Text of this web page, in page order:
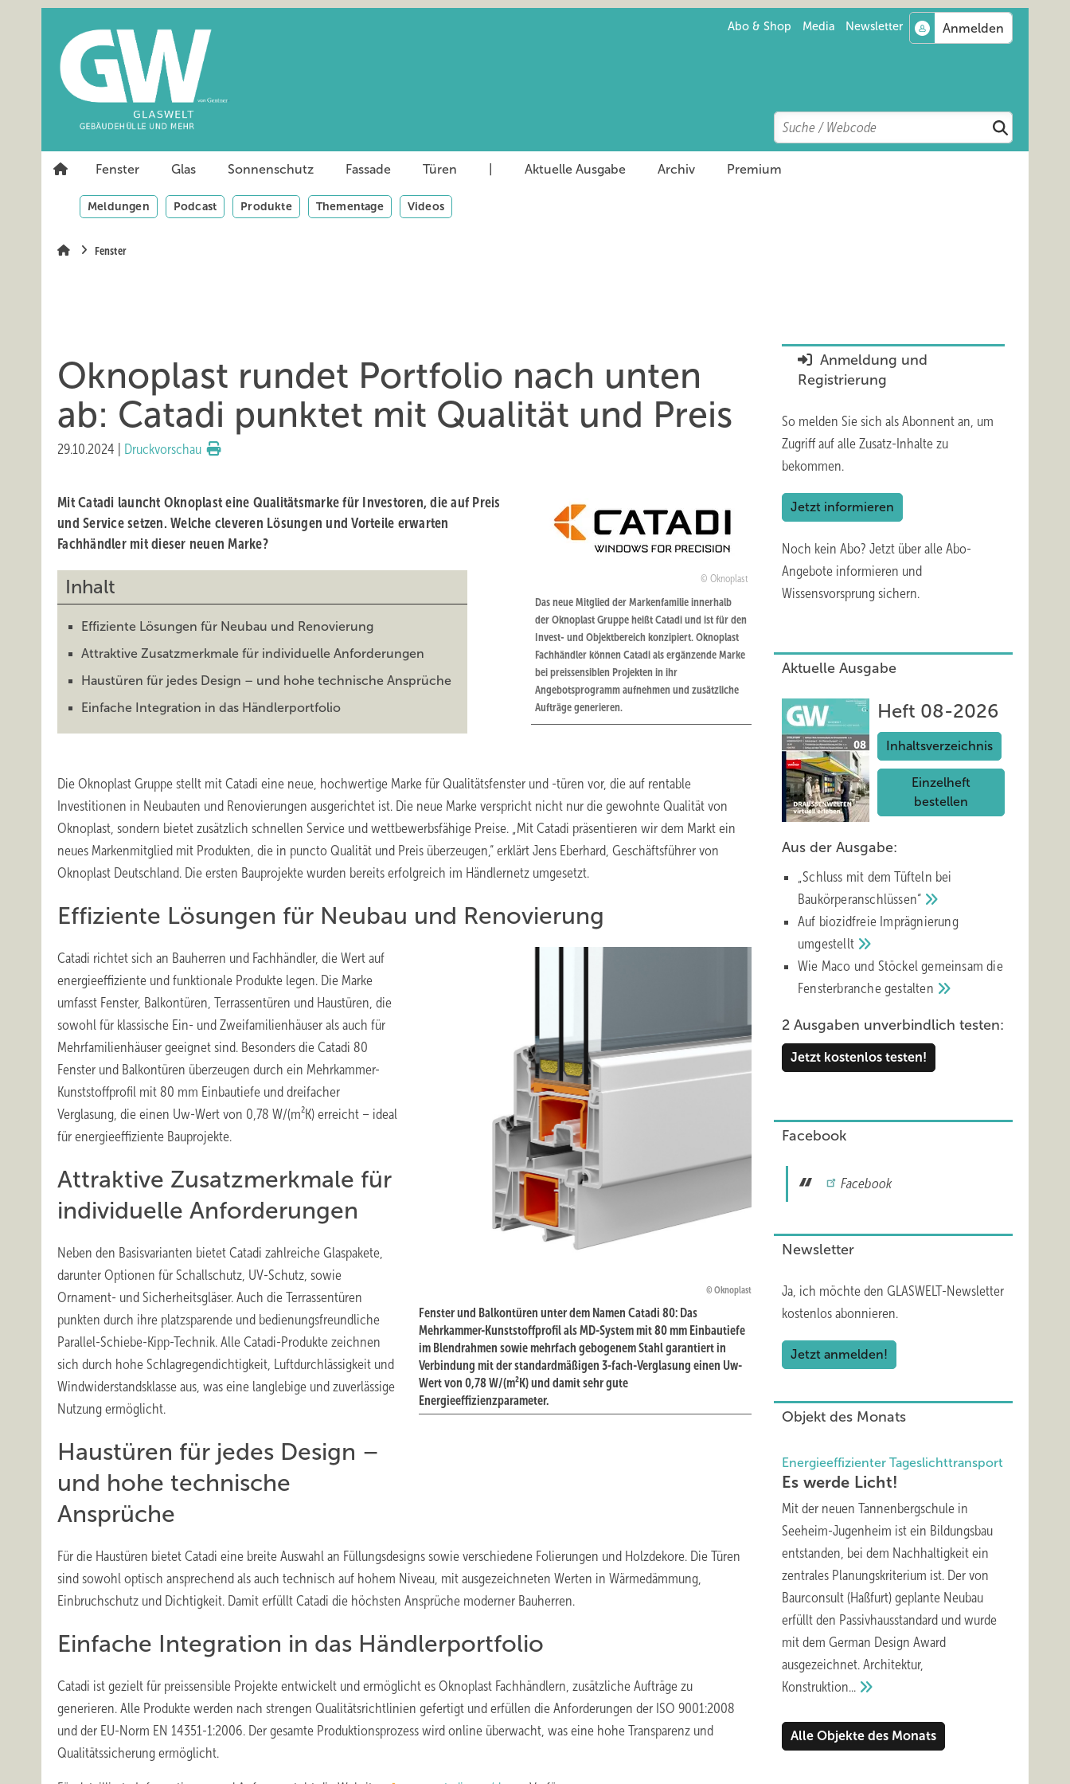
Abo & Shop Media Newsletter
Search
Suchen
Fenster Glas Sonnenschutz Fassade Türen Aktuelle Ausgabe Archiv Premium
Meldungen Podcast Produkte Thementage Videos
Fenster
Oknoplast rundet Portfolio nach unten
ab: Catadi punktet mit Qualität und Preis
29.10.2024 Druckvorschau
Oknoplast
Das neue Mitglied der Markenfamilie innerhalb
der Oknoplast Gruppe heißt Catadi und ist für den
Invest- und Objektbereich konzipiert. Oknoplast
Fachhändler können Catadi als ergänzende Marke
bei preissensiblen Projekten in ihr
Angebotsprogramm aufnehmen und zusätzliche
Aufträge generieren.
Mit Catadi launcht Oknoplast eine Qualitätsmarke für Investoren, die auf Preis
und Service setzen. Welche cleveren Lösungen und Vorteile erwarten
Fachhändler mit dieser neuen Marke?
Inhalt
Effiziente Lösungen für Neubau und Renovierung
Attraktive Zusatzmerkmale für individuelle Anforderungen
Haustüren für jedes Design – und hohe technische Ansprüche
Einfache Integration in das Händlerportfolio
Die Oknoplast Gruppe stellt mit Catadi eine neue, hochwertige Marke für Qualitätsfenster und -türen vor, die auf rentable
Investitionen in Neubauten und Renovierungen ausgerichtet ist. Die neue Marke verspricht nicht nur die gewohnte Qualität von
Oknoplast, sondern bietet zusätzlich schnellen Service und wettbewerbsfähige Preise. „Mit Catadi präsentieren wir dem Markt ein
neues Markenmitglied mit Produkten, die in puncto Qualität und Preis überzeugen,“ erklärt Jens Eberhard, Geschäftsführer von
Oknoplast Deutschland. Die ersten Bauprojekte wurden bereits erfolgreich im Händlernetz umgesetzt.
Effiziente Lösungen für Neubau und Renovierung
Oknoplast
Fenster und Balkontüren unter dem Namen Catadi 80: Das
Mehrkammer-Kunststoffprofil als MD-System mit 80 mm Einbautiefe
im Blendrahmen sowie mehrfach gebogenem Stahl garantiert in
Verbindung mit der standardmäßigen 3-fach-Verglasung einen Uw-
Wert von 0,78 W/(m²K) und damit sehr gute
Energieeffizienzparameter.
Catadi richtet sich an Bauherren und Fachhändler, die Wert auf
energieeffiziente und funktionale Produkte legen. Die Marke
umfasst Fenster, Balkontüren, Terrassentüren und Haustüren, die
sowohl für klassische Ein- und Zweifamilienhäuser als auch für
Mehrfamilienhäuser geeignet sind. Besonders die Catadi 80
Fenster und Balkontüren überzeugen durch ein Mehrkammer-
Kunststoffprofil mit 80 mm Einbautiefe und dreifacher
Verglasung, die einen Uw-Wert von 0,78 W/(m²K) erreicht – ideal
für energieeffiziente Bauprojekte.
Attraktive Zusatzmerkmale für
individuelle Anforderungen
Neben den Basisvarianten bietet Catadi zahlreiche Glaspakete,
darunter Optionen für Schallschutz, UV-Schutz, sowie
Ornament- und Sicherheitsgläser. Auch die Terrassentüren
punkten durch ihre platzsparende und bedienungsfreundliche
Parallel-Schiebe-Kipp-Technik. Alle Catadi-Produkte zeichnen
sich durch hohe Schlagregendichtigkeit, Luftdurchlässigkeit und
Windwiderstandsklasse aus, was eine langlebige und zuverlässige
Nutzung ermöglicht.
Haustüren für jedes Design –
und hohe technische
Ansprüche
Für die Haustüren bietet Catadi eine breite Auswahl an Füllungsdesigns sowie verschiedene Folierungen und Holzdekore. Die Türen
sind sowohl optisch ansprechend als auch technisch auf hohem Niveau, mit ausgezeichneten Werten in Wärmedämmung,
Einbruchschutz und Dichtigkeit. Damit erfüllt Catadi die höchsten Ansprüche moderner Bauherren.
Einfache Integration in das Händlerportfolio
Catadi ist gezielt für preissensible Projekte entwickelt und ermöglicht es Oknoplast Fachhändlern, zusätzliche Aufträge zu
generieren. Alle Produkte werden nach strengen Qualitätsrichtlinien gefertigt und erfüllen die Anforderungen der ISO 9001:2008
und der EU-Norm EN 14351-1:2006. Der gesamte Produktionsprozess wird online überwacht, was eine hohe Transparenz und
Qualitätssicherung ermöglicht.
Anmeldung und
Registrierung
So melden Sie sich als Abonnent an, um
Zugriff auf alle Zusatz-Inhalte zu
bekommen.
Jetzt informieren
Noch kein Abo? Jetzt über alle Abo-
Angebote informieren und
Wissensvorsprung sichern.
Aktuelle Ausgabe
Heft 08-2026
Inhaltsverzeichnis
Einzelheft
bestellen
Aus der Ausgabe:
„Schluss mit d em Tüfteln bei
Baukörperanschlüssen“
Auf biozidfreie Imprägnierung
umgestellt
Wie Maco und Stöckel gemeinsam die
Fensterbranche gestalten
2 Ausgaben unverbindlich testen:
Jetzt kostenlos testen!
Facebook
Facebook
Newsletter
Ja, ich möchte den GLASWELT-Newsletter
kostenlos abonnieren.
Jetzt anmelden!
Objekt des Monats
Energieeffizienter Tageslichttransport
Es werde Licht!
Mit der neuen Tannenbergschule in
Seeheim-Jugenheim ist ein Bildungsbau
entstanden, bei dem Nachhaltigkeit ein
zentrales Planungskriterium ist. Der von
Baurconsult (Haßfurt) geplante Neubau
erfüllt den Passivhausstandard und wurde
mit dem German Design Award
ausgezeichnet. Architektur,
Konstruktion...
Alle Objekte des Monats